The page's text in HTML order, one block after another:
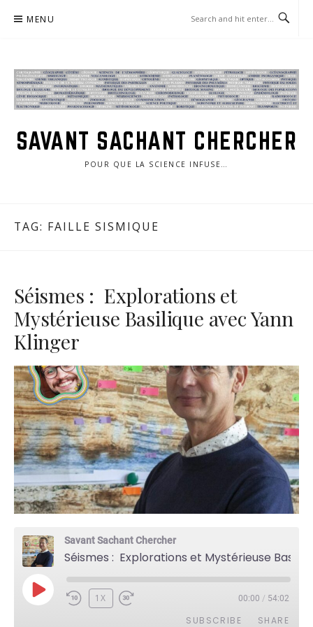
MENU
SAVANT SACHANT CHERCHER
POUR QUE LA SCIENCE INFUSE…
TAG: FAILLE SISMIQUE
Séismes : Explorations et
Mystérieuse Basilique avec Yann
Klinger
Savant Sachant Chercher
PLAY
EPISODE
1X 00:00 / 54:02
SUBSCRIBE SHARE